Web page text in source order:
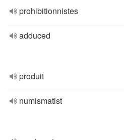
prohibitionnistes
adduced
produit
numismatist